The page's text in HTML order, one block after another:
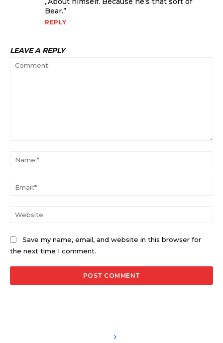
Bear.”
REPLY
LEAVE A REPLY
Save my name, email, and website in this browser for
the next time I comment.